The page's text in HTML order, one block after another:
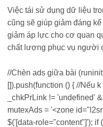
Việc tái sử dụng dữ liệu
cũng sẽ giúp giảm đáng
giảm áp lực cho cơ quan
chất lượng phục vụ người
//Chèn ads giữa bài (runinit
[]).push(function () { //Nếu
_chkPrLink != 'undefined'
mutexAds = '<zone
$('[data-role="content"]'); if